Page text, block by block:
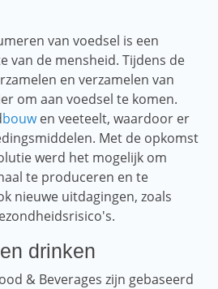
van voedsel is een
van de mensheid. Tijdens de
en verzamelen van
om aan voedsel te komen.
bouwen veeteelt, waardoor er
Met de opkomst
werd het mogelijk om
te produceren en te
nieuwe uitdagingen, zoals
drinken
& Beverages zijn gebaseerd